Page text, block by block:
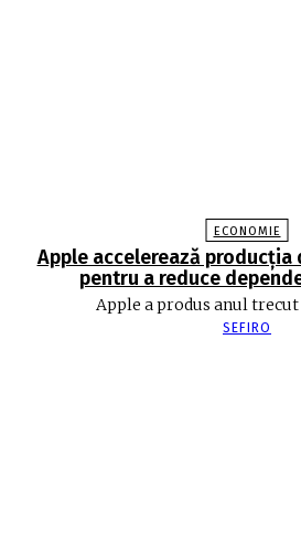
ECONOMIE
Apple accelerează producția
pentru a reduce
Apple a produs anul trecut
SEFIRO